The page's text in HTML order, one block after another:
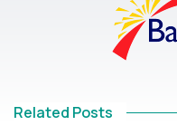
Related Posts